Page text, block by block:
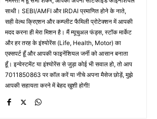
साथी। SEBI/AMFI और IRDAI प्रमाणित होने के नाते,
सही वेल्थ क्रिएशन और कम्प्लीट फैमिली प्रोटेक्शन में आपकी
मदद करना ही मेरा मिशन है। मैं म्यूचुअल फंड्स, स्टॉक मार्केट
और हर तरह के इंश्योरेंस (Life, Health, Motor) का
एक्सपर्ट हूँ और आपकी फाइनेंशियल जर्नी को आसान बनाता
हूँ। इन्वेस्टमेंट या इंश्योरेंस से जुड़ा कोई भी सवाल हो, तो आप
7011850863 पर कॉल करें या नीचे अपना मैसेज छोड़ें, मुझे
आपकी सहायता करने में बेहद खुशी होगी!